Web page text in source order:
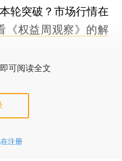
本轮突破？市场行情在
《权益周观察》的解
可阅读全文
注册